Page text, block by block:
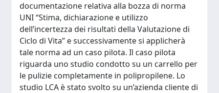
documentazione relativa alla bozza di norma
UNI “Stima, dichiarazione e utilizzo
dell’incertezza dei risultati della Valutazione di
Ciclo di Vita” e successivamente si applicherà
tale norma ad un caso pilota. Il caso pilota
riguarda uno studio condotto su un carrello per
le pulizie completamente in polipropilene. Lo
studio LCA è stato svolto su un’azienda cliente di